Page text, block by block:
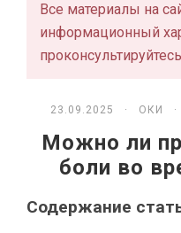
Все материалы на
информационный
23.09.2025 · ОКИ ·
Можно ли
боли во
Содержание